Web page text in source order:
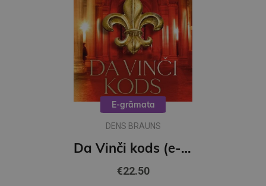
E-grāmata
DENS BRAUNS
Da Vinči kods (e-grāmata)
€22.50